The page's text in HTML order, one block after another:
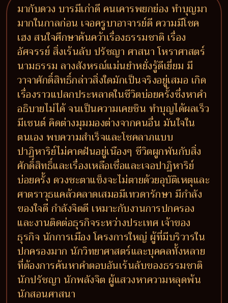
มากับดวง บารมีเก่าดี คนเคารพยกย่อง ทำบุญมา
มากในกาลก่อน เจอครูบาอาจารย์ดี ความมีโชค
เฮง สนใจศึกษาค้นคว้าเรื่องธรรมชาติ เรื่อง
อัศจรรย์ สิ่งเร้นลับ ปรัชญา ศาสนา โหราศาสตร์
นามธรรม ลางสังหรณ์แม่นยำหยั่งรู้ดีเยี่ยม มี
วาจาศักดิ์สิทธิ์กล่าวสิ่งใดมักเป็นจริงอยู่เสมอ เกิด
เรื่องราวแปลกประหลาดในชีวิตบ่อยครั้งซึ่งหาคำ
อธิบายไม่ได้ จนเป็นความเคยชิน ทำบุญได้ผลเร็ว
มีเซนต์ คิดต่างมุมมองต่างจากคนอื่น มันใจใน
ตนเอง พบความสำเร็จและโชคลาภแบบ
ปาฏิหาริย์ไม่คาดฝันอยู่เนืองๆ ชีวิตผูกพันกับสิ่ง
ศักดิ์สิทธิ์และเรื่องเหลือเชื่อและเจอปาฏิหาริย์
บ่อยครั้ง ดวงชะตาแข็งจะไม่ตายด้วยอุบัติเหตุและ
ศาตราวุธแคล้วคลาดเสมอมีเทวดารักษา มีกำลัง
ของใจดี กำลังจิตดี เหมาะกับงานการปกครอง
และงานติดต่อธุรกิจระหว่างประเทศ เจ้าของ
ธุรกิจ นักการเมือง โครงการใหญ่ ผู้ที่มีบริวารใน
ปกครองมาก นักวิทยาศาสตร์และบุคคลทั้งหลาย
ที่ต้องการค้นหาคำตอบอันเร้นลับของธรรมชาติ
นักปรัชญา นักพลังจิต ผู้แสวงหาความหลุดพ้น
นักสอนศาสนา